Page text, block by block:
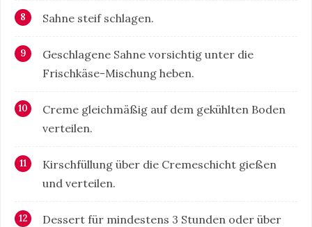
Sahne steif schlagen.
Geschlagene Sahne vorsichtig unter die
Frischkäse-Mischung heben.
Creme gleichmäßig auf dem gekühlten Boden
verteilen.
Kirschfüllung über die Cremeschicht gießen
und verteilen.
Dessert für mindestens 3 Stunden oder über